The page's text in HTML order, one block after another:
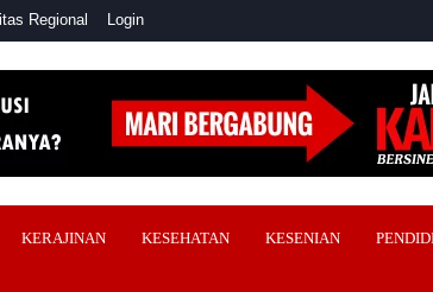
Regional Login
KERAJINAN KESEHATAN KESENIAN